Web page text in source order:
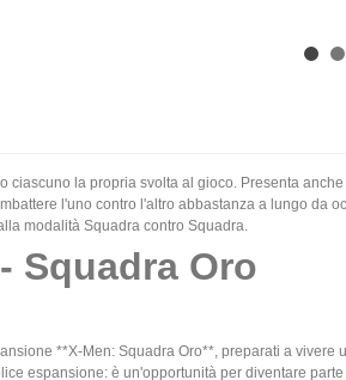
la propria svolta al gioco. Presenta
l'uno contro l'altro abbastanza a lungo da
modalità Squadra contro Squadra.
Squadra Oro
**X-Men: Squadra Oro**, preparati a vivere
espansione: è un'opportunità per diventare